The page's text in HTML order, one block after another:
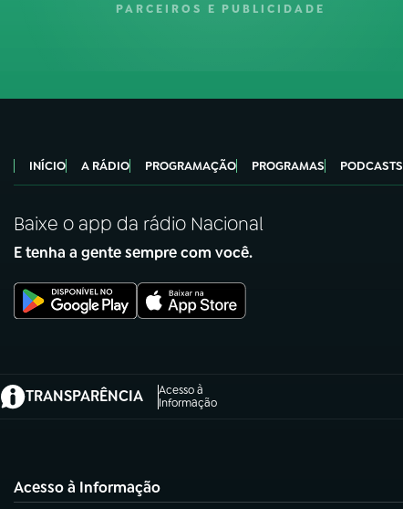
PARCEIROS E PUBLICIDADE
INÍCIO A RÁDIO PROGRAMAÇÃO PROGRAMAS PODCASTS
Baixe o app da rádio Nacional
E tenha a gente sempre com você.
TRANSPARÊNCIA
Acesso à
Informação
(abre em nova aba)
Acesso à Informação